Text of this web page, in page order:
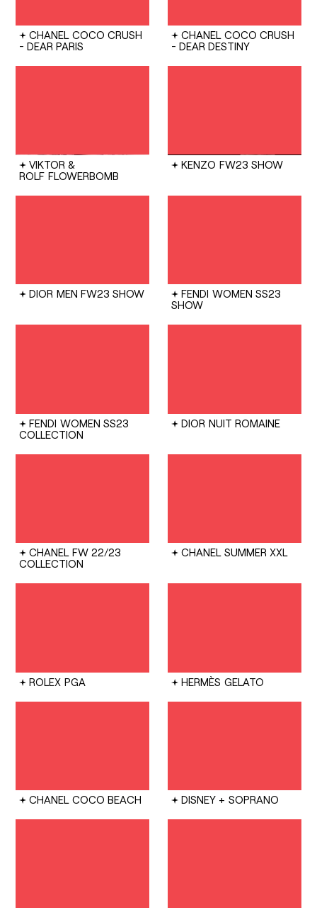
CHANEL COCO CRUSH
- DEAR PARIS
CHANEL COCO CRUSH
- DEAR DESTINY
VIKTOR &
ROLF FLOWERBOMB
KENZO FW23 SHOW
DIOR MEN FW23 SHOW FENDI WOMEN SS23
SHOW
FENDI WOMEN SS23
COLLECTION
DIOR NUIT ROMAINE
CHANEL FW 22/23
COLLECTION
CHANEL SUMMER XXL
ROLEX PGA HERMÈS GELATO
CHANEL COCO BEACH DISNEY + SOPRANO